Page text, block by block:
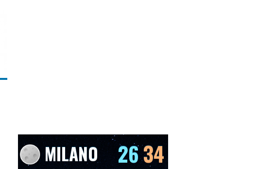
MILANO 2634